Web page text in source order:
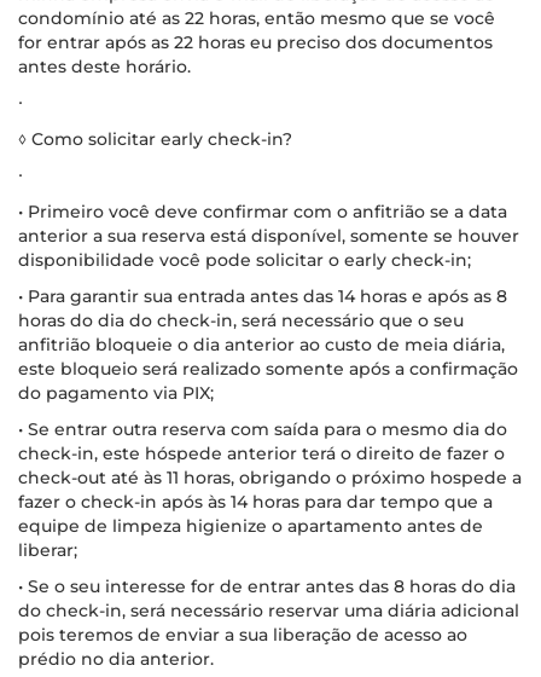
condomínio até as 22 horas, então mesmo que se você
for entrar após as 22 horas eu preciso dos documentos
antes deste horário.
∙
◊ Como solicitar early check-in?
∙
• Primeiro você deve confirmar com o anfitrião se a data
anterior a sua reserva está disponível, somente se houver
disponibilidade você pode solicitar o early check-in;
• Para garantir sua entrada antes das 14 horas e após as 8
horas do dia do check-in, será necessário que o seu
anfitrião bloqueie o dia anterior ao custo de meia diária,
este bloqueio será realizado somente após a confirmação
do pagamento via PIX;
• Se entrar outra reserva com saída para o mesmo dia do
check-in, este hóspede anterior terá o direito de fazer o
check-out até às 11 horas, obrigando o próximo hospede a
fazer o check-in após às 14 horas para dar tempo que a
equipe de limpeza higienize o apartamento antes de
liberar;
• Se o seu interesse for de entrar antes das 8 horas do dia
do check-in, será necessário reservar uma diária adicional
pois teremos de enviar a sua liberação de acesso ao
prédio no dia anterior.